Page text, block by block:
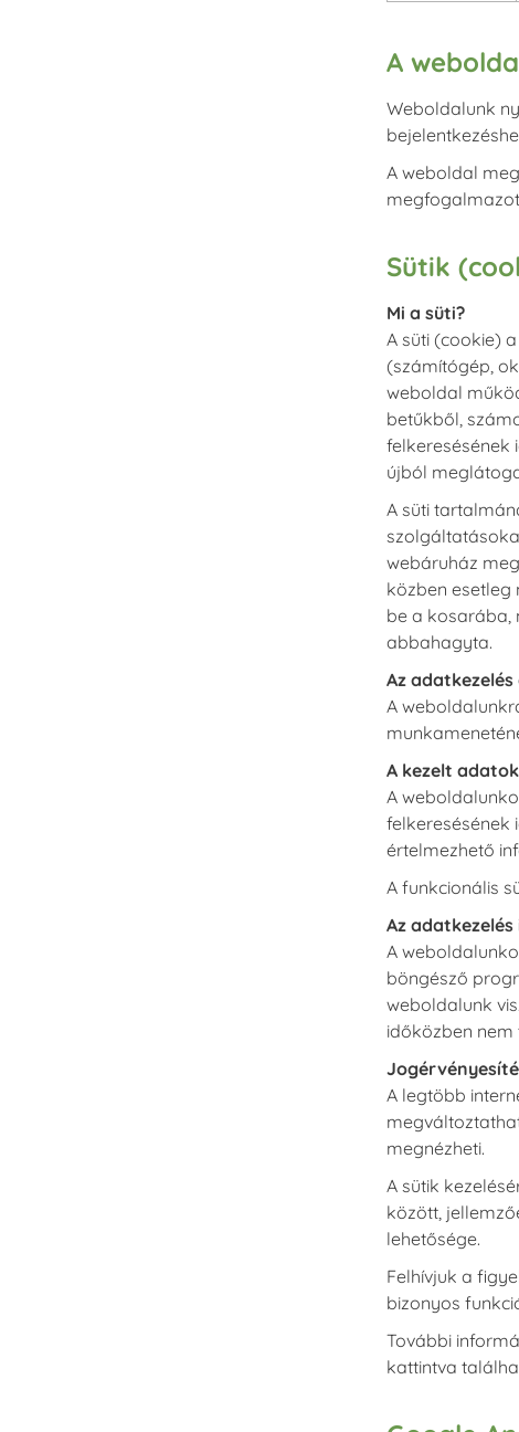
A
Weboldalunk
A weboldal
Sütik
Mi a süti?
A süti (cookie)
(számítógép,
weboldal
betűkből,
felkeresésének
újból
A süti
webáruház
közben
be a kosarába,
abbahagyta.
Az adatkezelés
A
A kezelt
A
értelmezhető
A funkcionális
Az
A
böngésző
weboldalunk
időközben
A legtöbb
megnézheti.
A sütik
között,
lehetősége.
Felhívjuk a
bizonyos
További
kattintva